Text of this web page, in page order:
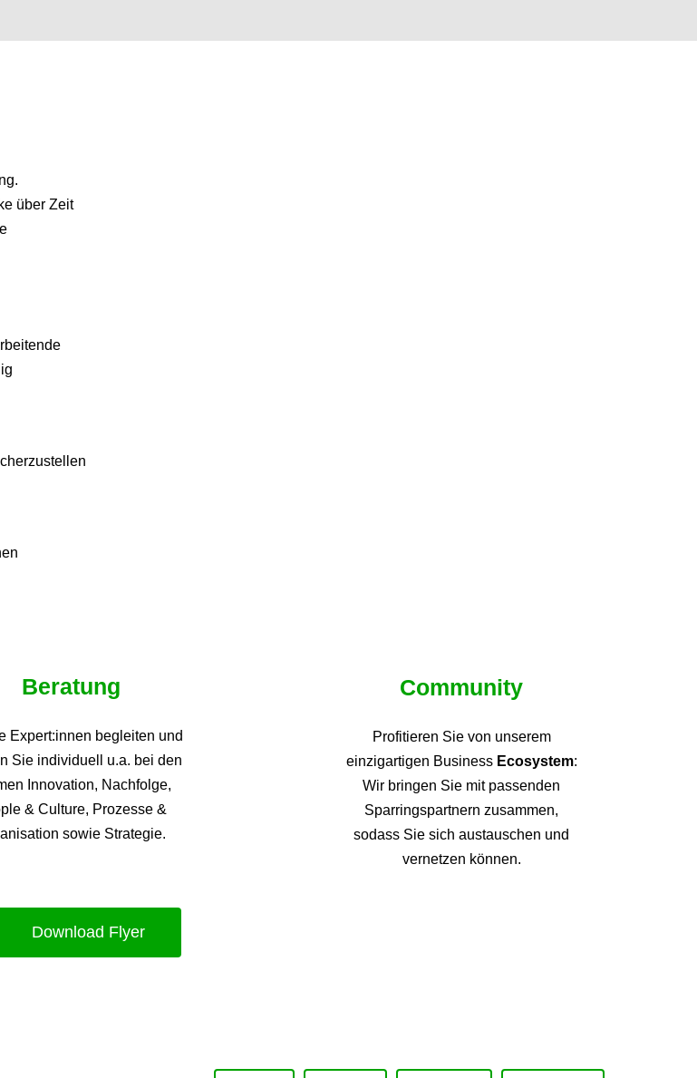
über Zeit
Beratung
Expert:innen begleiten und
Sie individuell u.a. bei den
Innovation, Nachfolge,
& Culture, Prozesse &
sowie Strategie.
Community
Profitieren Sie von unserem
einzigartigen Business Ecosystem:
Wir bringen Sie mit passenden
Sparringspartnern zusammen,
sodass Sie sich austauschen und
vernetzen können.
Download Flyer